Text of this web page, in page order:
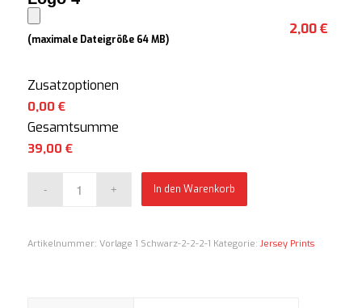
(maximale Dateigröße 64 MB)
2,00 €
Zusatzoptionen
0,00 €
Gesamtsumme
39,00 €
In den Warenkorb
Artikelnummer: Vorlage 1 Schwarz-2-2-2-1 Kategorie: Jersey Prints